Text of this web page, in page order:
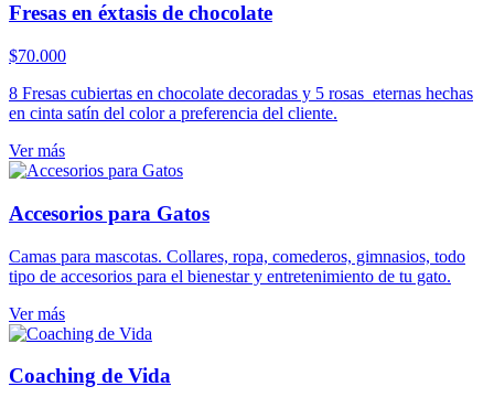
Fresas en éxtasis de chocolate
$70.000
8 Fresas cubiertas en chocolate decoradas y 5 rosas eternas hechas
en cinta satín del color a preferencia del cliente.
Ver más
Accesorios para Gatos
Camas para mascotas. Collares, ropa, comederos, gimnasios, todo
tipo de accesorios para el bienestar y entretenimiento de tu gato.
Ver más
Coaching de Vida